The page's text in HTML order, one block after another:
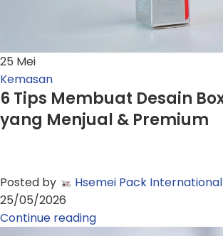
25 Mei
Kemasan
6 Tips Membuat Desain
yang Menjual & Premium
Posted by
Hsemei Pack International
25/05/2026
Continue reading